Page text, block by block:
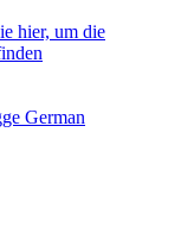
hier, um die
German‎